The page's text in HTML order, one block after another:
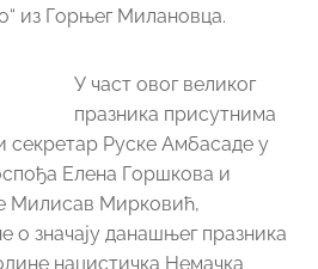
из Горњег Милановца.
У част овог великог
празника присутнима
секретар Руске Амбасаде у
Eлена Горшкова и
Милисав Мирковић,
о значају данашњег празника
нацистичка Немачка